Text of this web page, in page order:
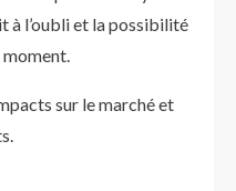
à l’oubli et la possibilité
moment.
sur le marché et